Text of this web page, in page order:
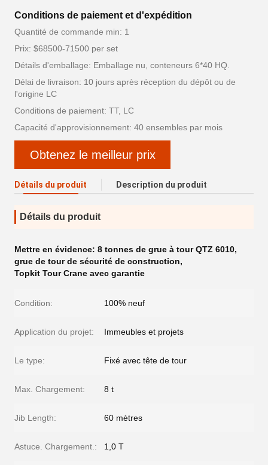
Conditions de paiement et d'expédition
Quantité de commande min: 1
Prix: $68500-71500 per set
Détails d'emballage: Emballage nu, conteneurs 6*40 HQ.
Délai de livraison: 10 jours après réception du dépôt ou de
l'origine LC
Conditions de paiement: TT, LC
Capacité d'approvisionnement: 40 ensembles par mois
Obtenez le meilleur prix
Détails du produit Description du produit
Détails du produit
Mettre en évidence: 8 tonnes de grue à tour QTZ 6010,
grue de tour de sécurité de construction,
Topkit Tour Crane avec garantie
Condition: 100% neuf
Application du projet: Immeubles et projets
Le type: Fixé avec tête de tour
Max. Chargement: 8 t
Jib Length: 60 mètres
Astuce. Chargement.: 1,0 T